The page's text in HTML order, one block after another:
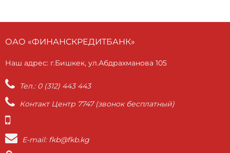
ОАО «ФИНАНСКРЕДИТБАНК»
Наш адрес: г.Бишкек, ул.Абдрахманова 105
Тел.: 0 (312) 443 443
Контакт Центр 7747 (звонок бесплатный)
E-mail: fkb@fkb.kg